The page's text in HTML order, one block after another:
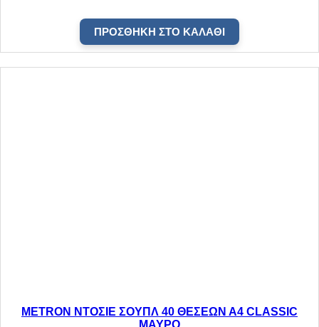
ΠΡΟΣΘΉΚΗ ΣΤΟ ΚΑΛΆΘΙ
METRON ΝΤΟΣΙΕ ΣΟΥΠΛ 40 ΘΕΣΕΩΝ Α4 CLASSIC
ΜΑΥΡΟ